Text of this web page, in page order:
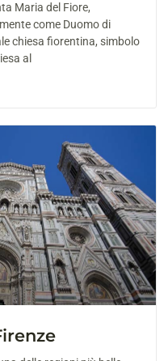
Maria del Fiore,
come Duomo di
chiesa fiorentina, simbolo
al